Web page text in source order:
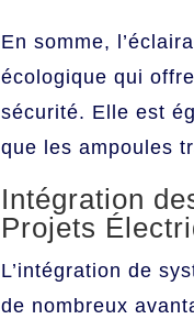
En somme,
écologique qui
sécurité. Elle est
que les ampoules
Intégration
Projets
L’intégration de
de nombreux